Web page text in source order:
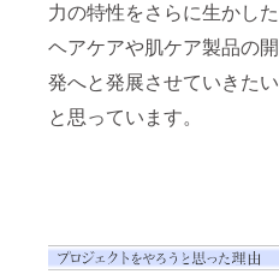
力の特性をさらに生かした
ヘアケアや肌ケア製品の開
発へと発展させていきたい
と思っています。